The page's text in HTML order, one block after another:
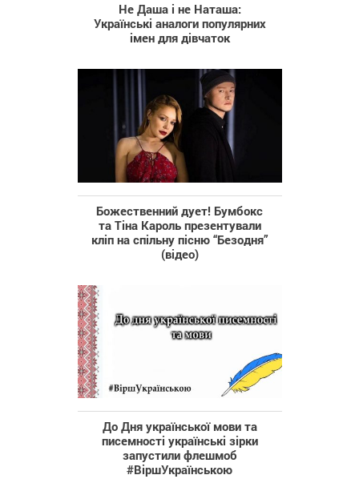
Не Даша і не Наташа:
Українські аналоги популярних
імен для дівчаток
Божественний дует! Бумбокс
та Тіна Кароль презентували
кліп на спільну пісню “Безодня”
(відео)
До Дня української мови та
писемності українські зірки
запустили флешмоб
#ВіршУкраїнською